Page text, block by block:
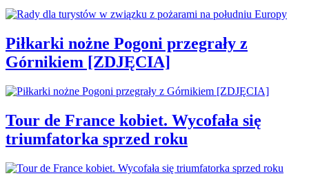
Piłkarki nożne Pogoni przegrały z
Górnikiem [ZDJĘCIA]
Tour de France kobiet. Wycofała się
triumfatorka sprzed roku